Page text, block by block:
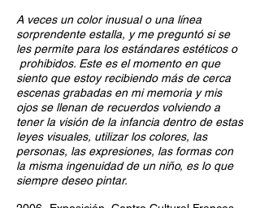
A veces un color inusual o una línea
sorprendente estalla, y me preguntó si se
les permite para los estándares estéticos o
prohibidos. Este es el momento en que
siento que estoy recibiendo más de cerca
escenas grabadas en mi memoria y mis
ojos se llenan de recuerdos volviendo a
tener la visión de la infancia dentro de estas
leyes visuales, utilizar los colores, las
personas, las expresiones, las formas con
la misma ingenuidad de un niño, es lo que
siempre deseo pintar.